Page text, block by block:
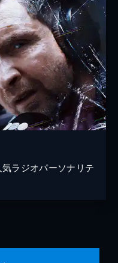
ラジオパーソナリテ